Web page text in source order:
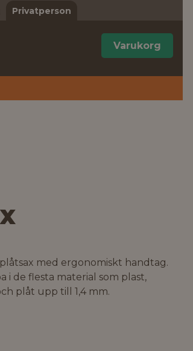
Privatperson
Varukorg
plåtsax med ergonomiskt handtag.
i de flesta material som plast,
plåt upp till 1,4 mm.